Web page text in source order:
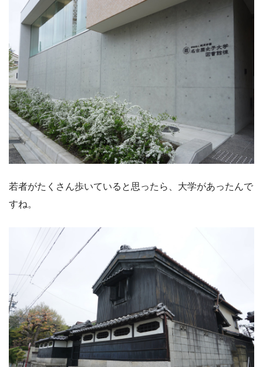
若者がたくさん歩いていると思ったら、大学があったんで
すね。